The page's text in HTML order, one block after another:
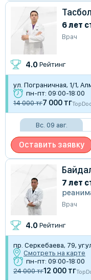
6 лет
Врач
4.0 Рейтинг
ул. Пограничная, 1/1,
пн-пт: 09:00-18:00
14 000 тг7 000 тг
Вс. 09 авг.
Оставить заявку
7 лет
Врач
4.0 Рейтинг
пр. Серкебаева, 79,
Смотреть на карте
пн-пт: 09:00-18:00
24 000 тг12 000 тг